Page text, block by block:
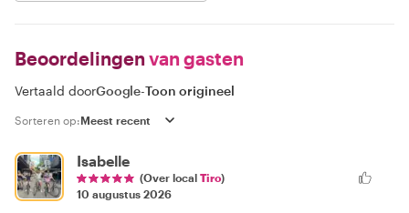
Beoordelingen van gasten
Vertaald doorGoogle-Toon origineel
Sorteren op:
Isabelle
(Over local Tiro)
10 augustus 2026